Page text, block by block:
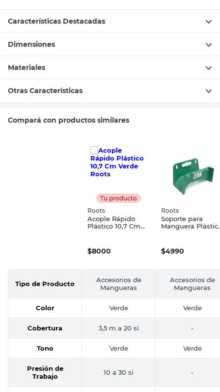
Características Destacadas
Dimensiones
Materiales
Otras Características
Compará con productos similares
Tu producto
Roots
Acople Rápido
Plástico 10,7 Cm
$8000
Roots
Soporte para
Manguera
$4990
Tipo de Producto
Accesorios de
Mangueras
Accesorios de
Mangueras
Color Verde Verde
Cobertura 3,5 m a 20 si -
Tono Verde Verde
Presión de
Trabajo
10 a 30 si -